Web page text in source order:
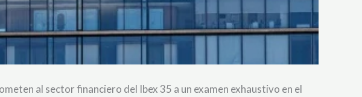
al sector financiero del Ibex 35 a un examen exhaustivo en el